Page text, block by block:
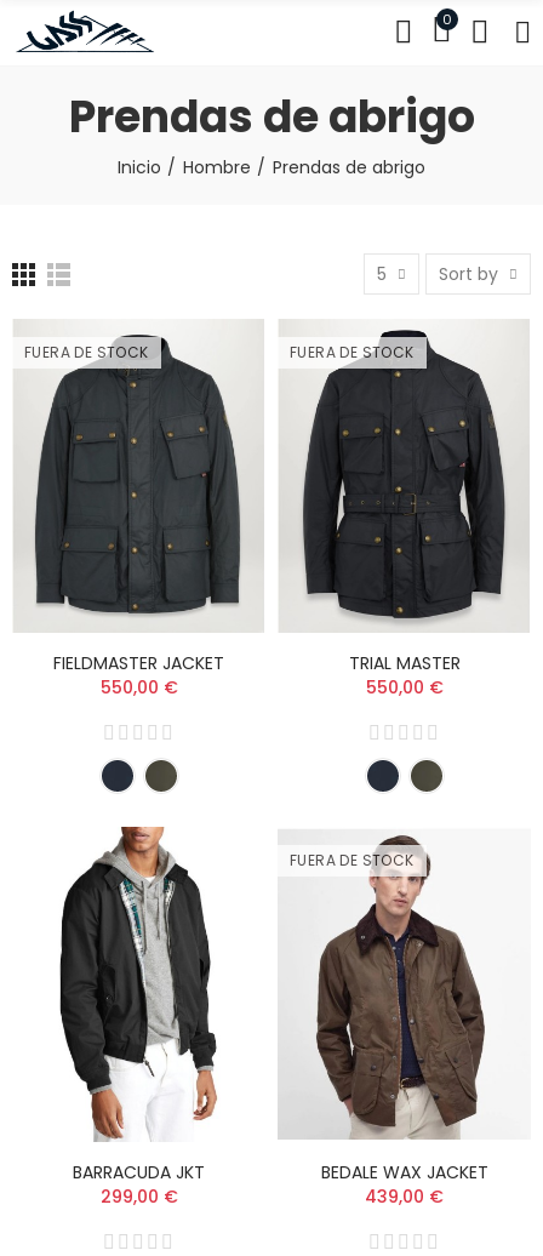
0
Prendas de abrigo
Inicio Hombre Prendas de abrigo
5 Sort by
FUERA DE STOCK
FIELDMASTER JACKET
550,00 €
FUERA DE STOCK
TRIAL MASTER
550,00 €
BARRACUDA JKT
299,00 €
FUERA DE STOCK
BEDALE WAX JACKET
439,00 €